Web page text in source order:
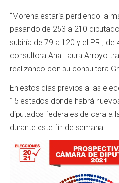
“Morena estaría perdiendo la
pasando de 253 a 210
subiría de 79 a 120 y el PRI, de
consultora Ana Laura Arroyo
realizando con su consultora
En estos días previos a las
15 estados donde habrá
diputados federales de cara a
durante este fin de semana.